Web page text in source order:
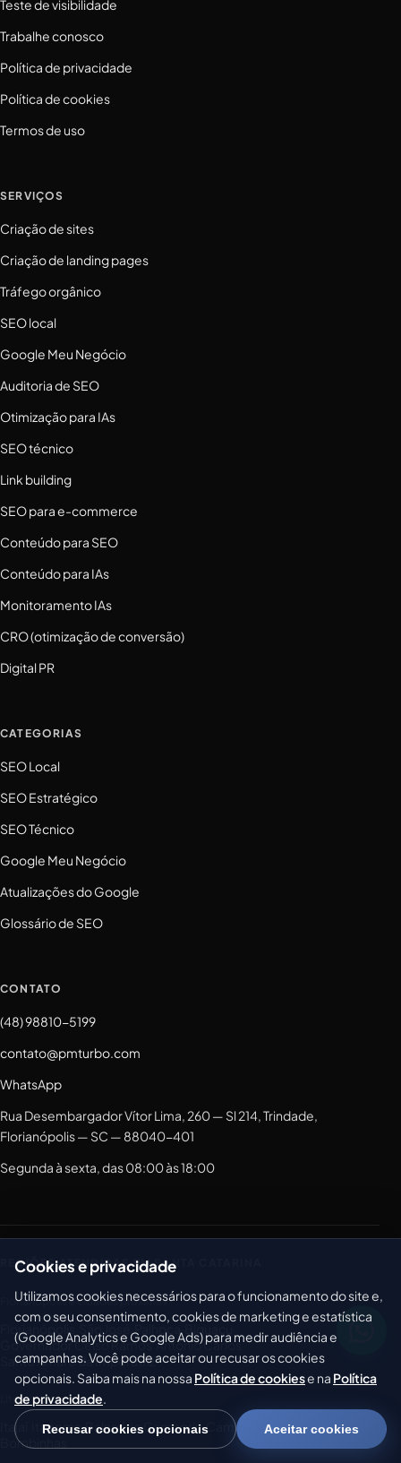
Teste de visibilidade
Trabalhe conosco
Política de privacidade
Política de cookies
Termos de uso
SERVIÇOS
Criação de sites
Criação de landing pages
Tráfego orgânico
SEO local
Google Meu Negócio
Auditoria de SEO
Otimização para IAs
SEO técnico
Link building
SEO para e-commerce
Conteúdo para SEO
Conteúdo para IAs
Monitoramento IAs
CRO (otimização de conversão)
Digital PR
CATEGORIAS
SEO Local
SEO Estratégico
SEO Técnico
Google Meu Negócio
Atualizações do Google
Glossário de SEO
CONTATO
(48) 98810-5199
contato@pmturbo.com
WhatsApp
Rua Desembargador Vítor Lima, 260 — Sl 214, Trindade,
Florianópolis — SC — 88040-401
Segunda à sexta, das 08:00 às 18:00
REGIÕES ATENDIDAS EM SANTA CATARINA
Florianópolis e cidades próximas
Florianópolis São José ·Palhoça · Biguaçu
Governador Celso Ramos·Antônio Carlos·
Santo Amaro da Imperatriz
Litoral norte
Itajaí Itapema·Balneário Camboriú·Camboriú ·Porto Belo·
Bombinhas
Cookies e privacidade
Utilizamos cookies necessários para o funcionamento do site e,
com o seu consentimento, cookies de marketing e estatística
(Google Analytics e Google Ads) para medir audiência e
campanhas. Você pode aceitar ou recusar os cookies
opcionais. Saiba mais na nossa Política de cookiese na Política
de privacidade.
Recusar cookies opcionais Aceitar cookies